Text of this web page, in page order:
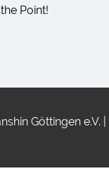
Point!
Göttingen e.V. |